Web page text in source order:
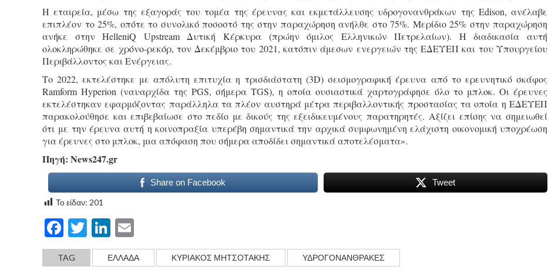
Η εταιρεία, μέσω της εξαγοράς του τομέα της έρευνας και εκμετάλλευσης υδρογονανθράκων της Edison, ανέλαβε
επιπλέον το 25%, οπότε το συνολικό ποσοστό της στην παραχώρηση ανήλθε στο 75%. Μερίδιο 25% στην παραχώρηση
ανήκε στην HelleniQ Upstream Δυτική Κέρκυρα (πρώην όμιλος Ελληνικών Πετρελαίων). Η διαδικασία αυτή
ολοκληρώθηκε σε χρόνο-ρεκόρ, τον Δεκέμβριο του 2021, κατόπιν άμεσων ενεργειών της ΕΔΕΥΕΠ και του Υπουργείου
Περιβάλλοντος και Ενέργειας.
Το 2022, εκτελέστηκε με απόλυτη επιτυχία η τρισδιάστατη (3D) σεισμογραφική έρευνα από το ερευνητικό σκάφος
Ramform Hyperion (ναυαρχίδα της PGS, σήμερα TGS), η οποία ουσιαστικά χαρτογράφησε όλο το μπλοκ. Οι έρευνες
εκτελέστηκαν εφαρμόζοντας παράλληλα τα πλέον αυστηρά μέτρα περιβαλλοντικής προστασίας τα οποία η ΕΔΕΥΕΠ
παρακολούθησε και επιβεβαίωσε στο πεδίο με δικούς της εξειδικευμένους παρατηρητές. Αξίζει επίσης να σημειωθεί
ότι με την έρευνα αυτή η κοινοπραξία υπερέβη σημαντικά την αρχικά συμφωνημένη ελάχιστη οικονομική υποχρέωση
για έρευνες στο μπλοκ, μια απόφαση που σήμερα αποδίδει σημαντικά αποτελέσματα».
Πηγή: Νews247.gr
Share on Facebook
Tweet
Το είδαν: 201
Facebook
TwitterLinkedIn
TAG ΕΛΛΑΔΑ ΚΥΡΙΆΚΟΣ ΜΗΤΣΟΤΆΚΗΣ ΥΔΡΟΓΟΝΑΝΘΡΑΚΕΣ